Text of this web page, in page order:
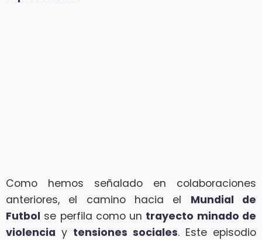
Como hemos señalado en colaboraciones
anteriores, el camino hacia el Mundial de
Futbol se perfila como un trayecto minado de
violencia y tensiones sociales. Este episodio